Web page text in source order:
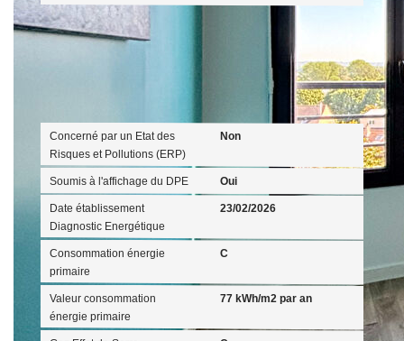
Concerné par un Etat des
Risques et Pollutions (ERP)
Non
Soumis à l'affichage du DPE Oui
Date établissement
Diagnostic Energétique
23/02/2026
Consommation énergie
primaire
C
Valeur consommation
énergie primaire
77 kWh/m2 par an